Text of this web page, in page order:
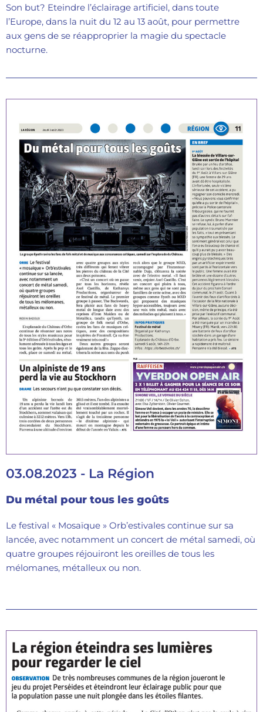
Son but? Eteindre l’éclairage artificiel, dans toute
l’Europe, dans la nuit du 12 au 13 août, pour permettre
aux gens de se réapproprier la magie du spectacle
nocturne.
03.08.2023 - La Région
Du métal pour tous les goûts
Le festival « Mosaïque » Orb’estivales continue sur sa
lancée, avec notamment un concert de métal samedi, où
quatre groupes réjouiront les oreilles de tous les
mélomanes, métalleux ou non.